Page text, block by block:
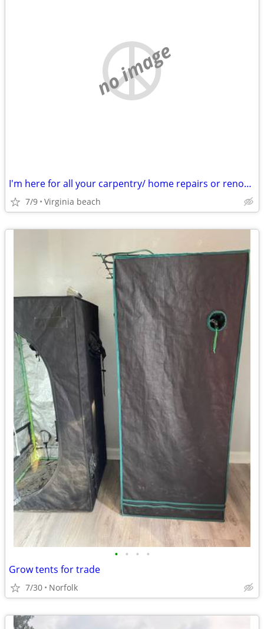
no image
I'm here for all your carpentry/ home repairs or renovations,
7/9 Virginia beach
• • • •
Grow tents for trade
7/30 Norfolk